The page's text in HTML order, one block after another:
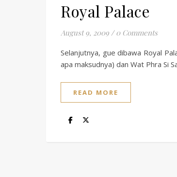
Royal Palace
August 9, 2009 / 0 Comments
Selanjutnya, gue dibawa Royal
apa maksudnya) dan Wat Phra Si
READ MORE